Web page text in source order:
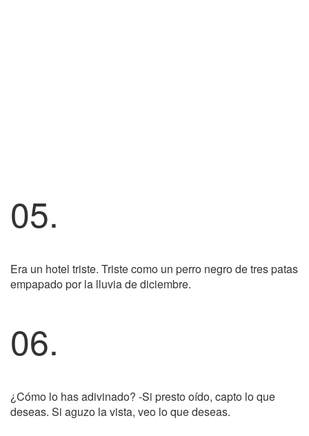
05.
Era un hotel triste. Triste como un perro negro de tres patas
empapado por la lluvia de diciembre.
06.
¿Cómo lo has adivinado? -Si presto oído, capto lo que
deseas. Si aguzo la vista, veo lo que deseas.